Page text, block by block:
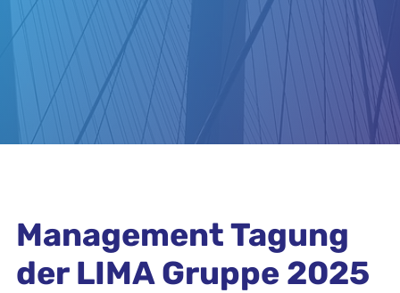
Management Tagung
der LIMA Gruppe 2025